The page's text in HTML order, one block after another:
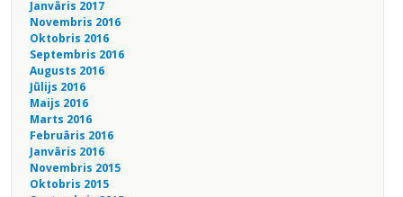
Janvāris 2017
Novembris 2016
Oktobris 2016
Septembris 2016
Augusts 2016
Jūlijs 2016
Maijs 2016
Marts 2016
Februāris 2016
Janvāris 2016
Novembris 2015
Oktobris 2015